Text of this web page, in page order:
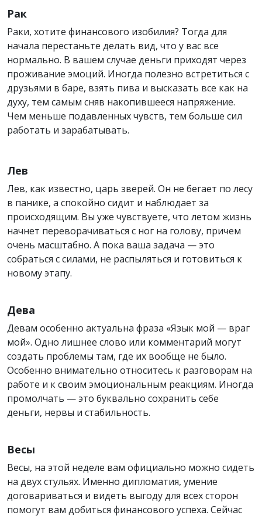
Рак
Раки, хотите финансового изобилия? Тогда для
начала перестаньте делать вид, что у вас все
нормально. В вашем случае деньги приходят через
проживание эмоций. Иногда полезно встретиться с
друзьями в баре, взять пива и высказать все как на
духу, тем самым сняв накопившееся напряжение.
Чем меньше подавленных чувств, тем больше сил
работать и зарабатывать.
Лев
Лев, как известно, царь зверей. Он не бегает по лесу
в панике, а спокойно сидит и наблюдает за
происходящим. Вы уже чувствуете, что летом жизнь
начнет переворачиваться с ног на голову, причем
очень масштабно. А пока ваша задача — это
собраться с силами, не распыляться и готовиться к
новому этапу.
Дева
Девам особенно актуальна фраза «Язык мой — враг
мой». Одно лишнее слово или комментарий могут
создать проблемы там, где их вообще не было.
Особенно внимательно относитесь к разговорам на
работе и к своим эмоциональным реакциям. Иногда
промолчать — это буквально сохранить себе
деньги, нервы и стабильность.
Весы
Весы, на этой неделе вам официально можно сидеть
на двух стульях. Именно дипломатия, умение
договариваться и видеть выгоду для всех сторон
помогут вам добиться финансового успеха. Сейчас